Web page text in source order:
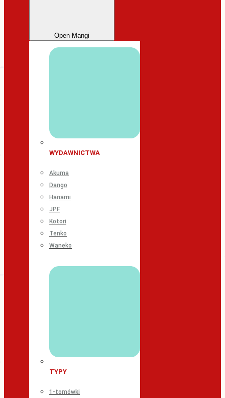
Open Mangi
WYDAWNICTWA
Akuma
Dango
Hanami
JPF
Kotori
Tenko
Waneko
TYPY
1-tomówki